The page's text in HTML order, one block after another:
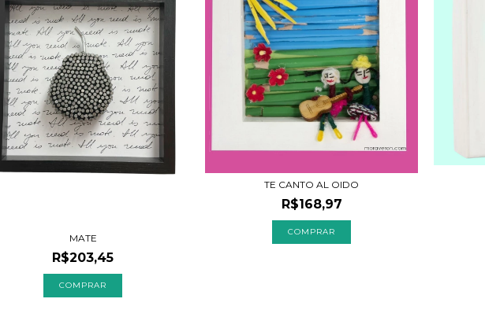
MATE
R$203,45
TE CANTO AL OIDO
R$168,97